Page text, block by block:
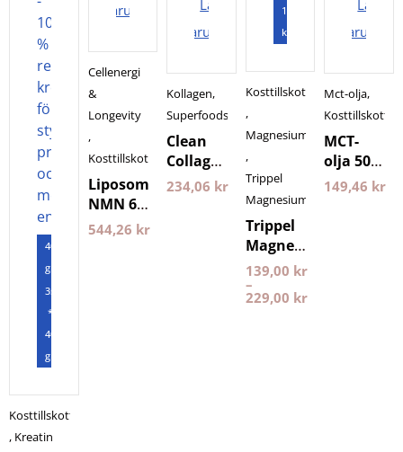
400
gram
3st
*
400
gram
Kosttillskott
, Kreatin
varukorgen
Cellenergi
&
Longevity
,
Kosttillskott
Liposomal
NMN 60
kapslar
544,26 kr
Lägg i
varukorgen
Kollagen,
Superfoods
Clean
Collagen
500
Nyttoteket
234,06 kr
120
kapslar
Kosttillskott
,
Magnesium
,
Trippel
Magnesium
Trippel
Magnesium
Pureness
139,00 kr
–
229,00 kr
Lägg i
Mct-olja,
Kosttillskott
MCT-
olja 500
ml
149,46 kr